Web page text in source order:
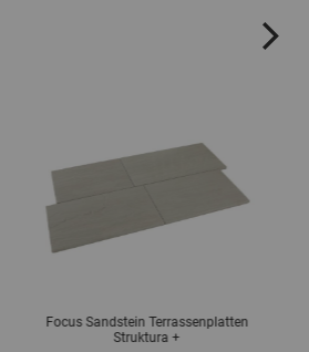
Focus Sandstein Terrassenplatten
Struktura +